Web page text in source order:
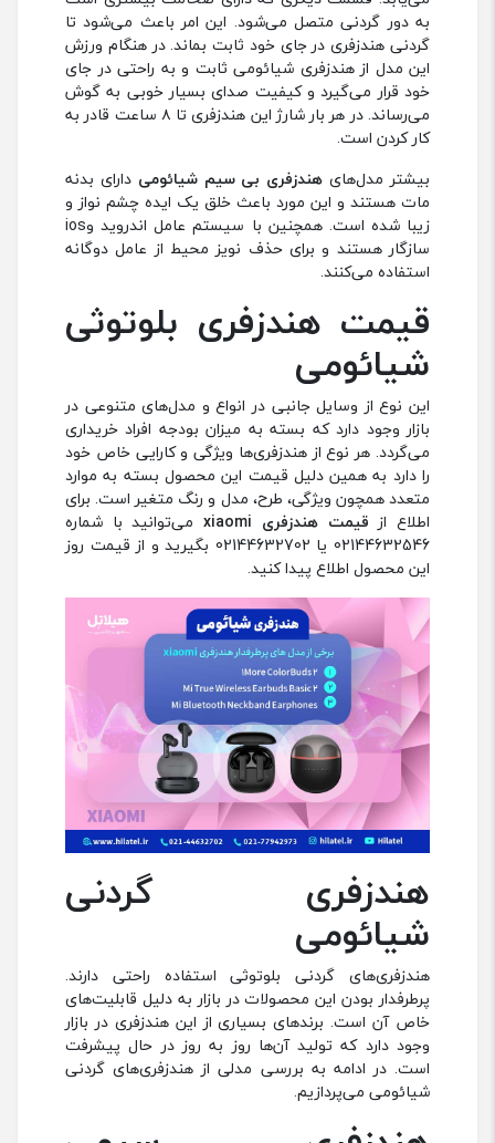
به دور گردنی متصل می‌شود. این امر باعث می‌شود تا
گردنی هندزفری در جای خود ثابت بماند. در هنگام ورزش
این مدل از هندزفری شیائومی ثابت و به راحتی در جای
خود قرار می‌گیرد و کیفیت صدای بسیار خوبی به گوش
می‌رساند. در هر بار شارژ این هندزفری تا ۸ ساعت قادر به
کار کردن است.
بیشتر مدل‌هایهندزفری بی سیم شیائومی دارای بدنه
مات هستند و این مورد باعث خلق یک ایده چشم نواز و
زیبا شده است. همچنین با سیستم عامل اندروید وios
سازگار هستند و برای حذف نویز محیط از عامل دوگانه
استفاده می‌کنند.
قیمت هندزفری بلوتوثی
شیائومی
این نوع از وسایل جانبی در انواع و مدل‌های متنوعی در
بازار وجود دارد که بسته به میزان بودجه افراد خریداری
می‌گردد. هر نوع از هندزفری‌ها ویژگی و کارایی خاص خود
را دارد به همین دلیل قیمت این محصول بسته به موارد
متعدد همچون ویژگی، طرح، مدل و رنگ متغیر است. برای
اطلاع از قیمت هندزفری xiaomi
می‌توانید با شماره
02144632546 یا 02144632702 بگیرید و از قیمت روز
این محصول اطلاع پیدا کنید.
هندزفری گردنی
شیائومی
هندزفری‌های گردنی بلوتوثی استفاده راحتی دارند.
پرطرفدار بودن این محصولات در بازار به دلیل قابلیت‌های
خاص آن است. برندهای بسیاری از این هندزفری در بازار
وجود دارد که تولید آن‌ها روز به روز در حال پیشرفت
است. در ادامه به بررسی مدلی از هندزفری‌های گردنی
شیائومی می‌پردازیم.